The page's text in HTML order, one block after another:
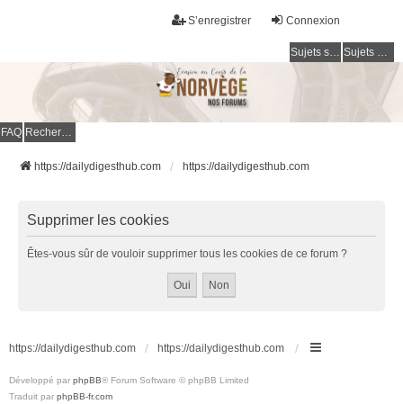
Connexion
S’enregistrer
Sujets sans réponse Sujets actifs
FAQ Rechercher
https://dailydigesthub.com https://dailydigesthub.com
Supprimer les cookies
Êtes-vous sûr de vouloir supprimer tous les cookies de ce forum ?
https://dailydigesthub.com https://dailydigesthub.com
Développé par phpBB® Forum Software © phpBB Limited
Traduit par phpBB-fr.com